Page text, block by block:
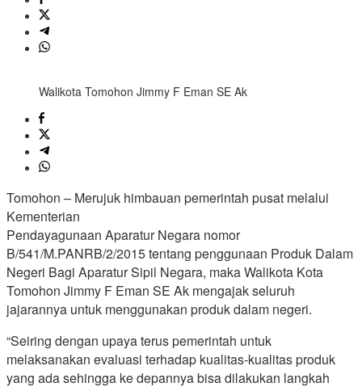
Walikota Tomohon Jimmy F Eman SE Ak
Tomohon – Merujuk himbauan pemerintah pusat melalui
Kementerian
Pendayagunaan Aparatur Negara nomor
B/541/M.PANRB/2/2015 tentang penggunaan Produk Dalam
Negeri Bagi Aparatur Sipil Negara, maka Walikota Kota
Tomohon Jimmy F Eman SE Ak mengajak seluruh
jajarannya untuk menggunakan produk dalam negeri.
“Seiring dengan upaya terus pemerintah untuk
melaksanakan evaluasi terhadap kualitas-kualitas produk
yang ada sehingga ke depannya bisa dilakukan langkah